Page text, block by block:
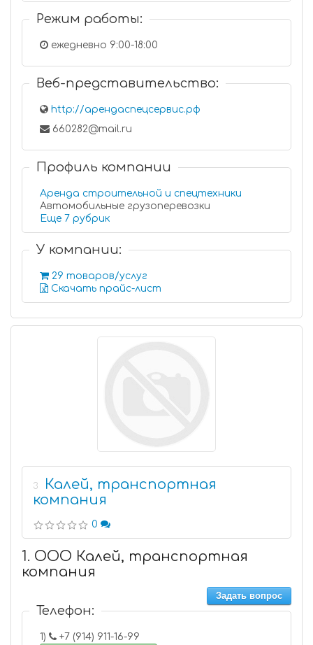
Режим работы:
ежедневно 9:00-18:00
Веб-представительство:
http://арендаспецсервис.рф
660282@mail.ru
Профиль компании
Аренда строительной и спецтехники
Автомобильные грузоперевозки
Еще 7 рубрик
У компании:
29 товаров/услуг
Скачать прайс-лист
3
Калей, транспортная
компания
0
1. ООО Калей, транспортная
компания
Задать вопрос
Телефон:
1)
+7 (914) 911-16-99